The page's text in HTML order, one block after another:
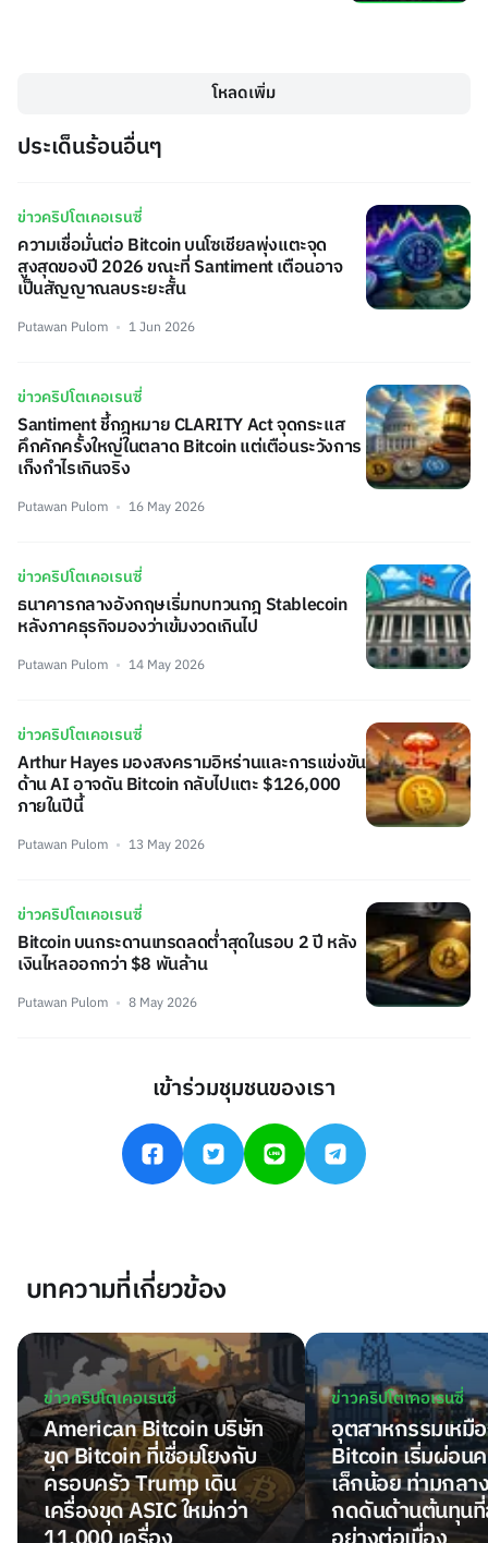
โหลดเพิ่ม
ประเด็นร้อนอื่นๆ
ข่าวคริปโตเคอเรนซี่
ความเชื่อมั่นต่อ Bitcoin บนโซเชียลพุ่งแตะจุด
สูงสุดของปี 2026 ขณะที่ Santiment เตือนอาจ
เป็นสัญญาณลบระยะสั้น
Putawan Pulom 1 Jun 2026
ข่าวคริปโตเคอเรนซี่
Santiment ชี้กฎหมาย CLARITY Act จุดกระแส
คึกคักครั้งใหญ่ในตลาด Bitcoin แต่เตือนระวังการ
เก็งกำไรเกินจริง
Putawan Pulom 16 May 2026
ข่าวคริปโตเคอเรนซี่
ธนาคารกลางอังกฤษเริ่มทบทวนกฎ Stablecoin
หลังภาคธุรกิจมองว่าเข้มงวดเกินไป
Putawan Pulom 14 May 2026
ข่าวคริปโตเคอเรนซี่
Arthur Hayes มองสงครามอิหร่านและการแข่งขัน
ด้าน AI อาจดัน Bitcoin กลับไปแตะ $126,000
ภายในปีนี้
Putawan Pulom 13 May 2026
ข่าวคริปโตเคอเรนซี่
Bitcoin บนกระดานเทรดลดต่ำสุดในรอบ 2 ปี หลัง
เงินไหลออกกว่า $8 พันล้าน
Putawan Pulom 8 May 2026
เข้าร่วมชุมชนของเรา
บทความที่เกี่ยวข้อง
ข่าวคริปโตเคอเรนซี่
American Bitcoin บริษัท
ขุด Bitcoin ที่เชื่อมโยงกับ
ครอบครัว Trump เดิน
เครื่องขุด ASIC ใหม่กว่า
ข่าวคริปโตเคอเรนซี่
อุตสาหกรรมเหมื
Bitcoin เริ่มผ่อน
เล็กน้อย ท่ามกลา
กดดันด้านต้นทุน